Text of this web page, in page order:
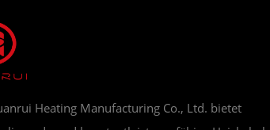
Heating Manufacturing Co., Ltd. bietet